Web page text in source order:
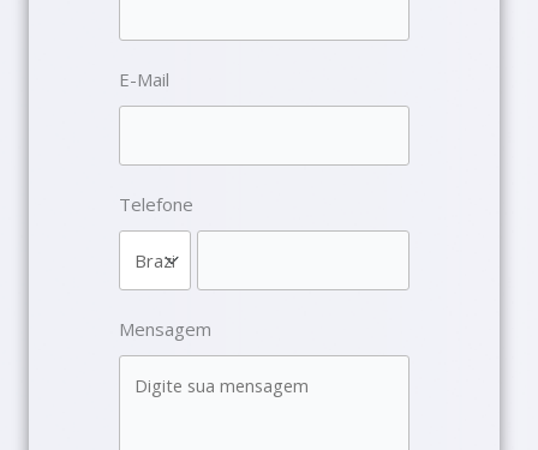
E-Mail
Telefone
Mensagem